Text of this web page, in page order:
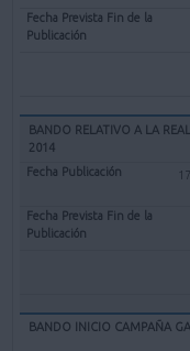
BANDO RELATIVO A LA
2014
BANDO INICIO CAMPAÑA